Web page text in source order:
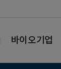
바이오기업